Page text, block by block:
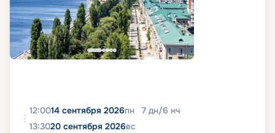
12:0014 сентября 2026пн 7 дн/6 нч
13:3020 сентября 2026вс